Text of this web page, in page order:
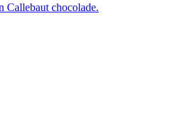
Callebaut chocolade.